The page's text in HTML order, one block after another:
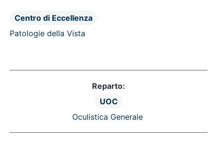
Centro di Eccellenza
Patologie della Vista
Reparto:
UOC
Oculistica Generale